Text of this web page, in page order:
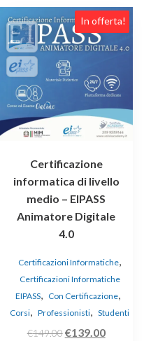
In offerta!
Certificazione
informatica di livello
medio – EIPASS
Animatore Digitale
4.0
Certificazioni Informatiche,
Certificazioni Informatiche
EIPASS, Con Certificazione,
Corsi, Professionisti, Studenti
€149.00Il
€139.00Il